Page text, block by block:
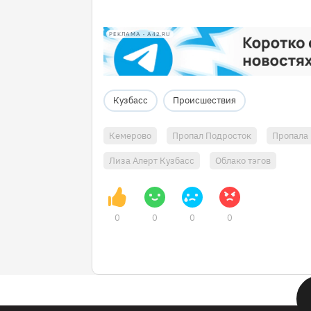
РЕКЛАМА • A42.RU
Кузбасс Происшествия
Кемерово Пропал Подросток Пропала
Лиза Алерт Кузбасс Облако тэгов
0 0 0 0